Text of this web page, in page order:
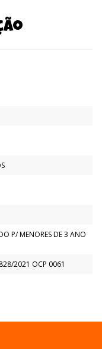
P/ MENORES DE 3 ANO
2021 OCP 0061